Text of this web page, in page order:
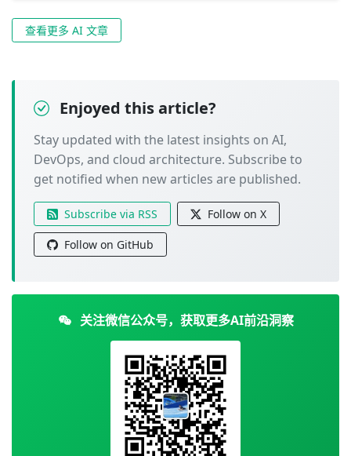
查看更多 AI 文章
Enjoyed this article?
Stay updated with the latest insights on AI,
DevOps, and cloud architecture. Subscribe to
get notified when new articles are published.
Subscribe via RSS Follow on X
Follow on GitHub
关注微信公众号，获取更多AI前沿洞察